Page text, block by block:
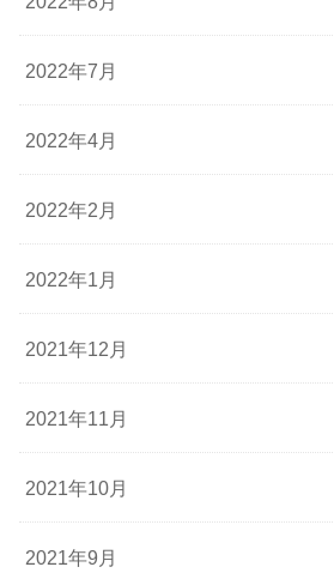
2022年7月
2022年4月
2022年2月
2022年1月
2021年12月
2021年11月
2021年10月
2021年9月